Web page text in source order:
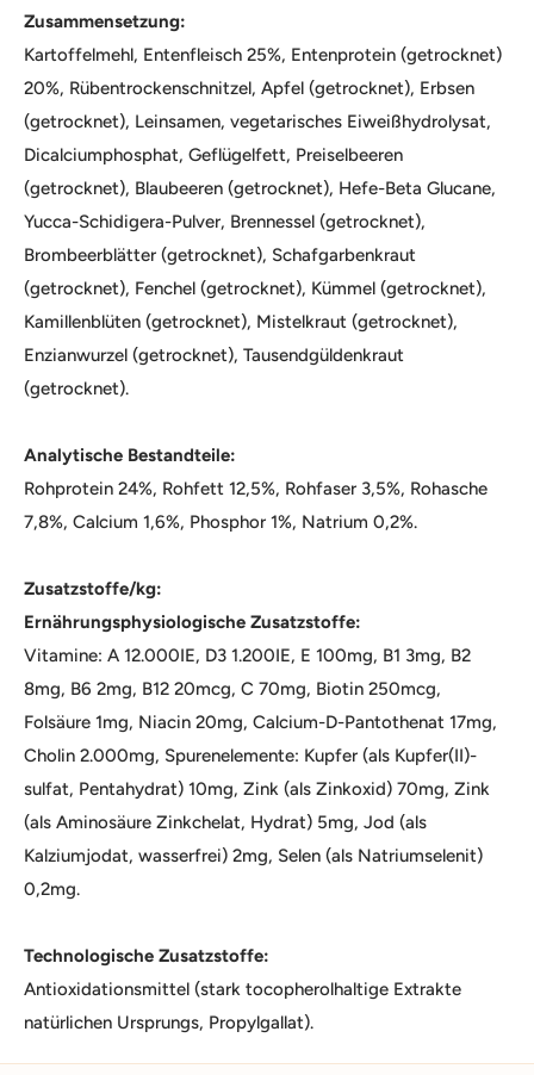
Zusammensetzung:
Kartoffelmehl, Entenfleisch 25%, Entenprotein (getrocknet)
20%, Rübentrockenschnitzel, Apfel (getrocknet), Erbsen
(getrocknet), Leinsamen, vegetarisches Eiweißhydrolysat,
Dicalciumphosphat, Geflügelfett, Preiselbeeren
(getrocknet), Blaubeeren (getrocknet), Hefe-Beta Glucane,
Yucca-Schidigera-Pulver, Brennessel (getrocknet),
Brombeerblätter (getrocknet), Schafgarbenkraut
(getrocknet), Fenchel (getrocknet), Kümmel (getrocknet),
Kamillenblüten (getrocknet), Mistelkraut (getrocknet),
Enzianwurzel (getrocknet), Tausendgüldenkraut
(getrocknet).
Analytische Bestandteile:
Rohprotein 24%, Rohfett 12,5%, Rohfaser 3,5%, Rohasche
7,8%, Calcium 1,6%, Phosphor 1%, Natrium 0,2%.
Zusatzstoffe/kg:
Ernährungsphysiologische Zusatzstoffe:
Vitamine: A 12.000IE, D3 1.200IE, E 100mg, B1 3mg, B2
8mg, B6 2mg, B12 20mcg, C 70mg, Biotin 250mcg,
Folsäure 1mg, Niacin 20mg, Calcium-D-Pantothenat 17mg,
Cholin 2.000mg, Spurenelemente: Kupfer (als Kupfer(II)-
sulfat, Pentahydrat) 10mg, Zink (als Zinkoxid) 70mg, Zink
(als Aminosäure Zinkchelat, Hydrat) 5mg, Jod (als
Kalziumjodat, wasserfrei) 2mg, Selen (als Natriumselenit)
0,2mg.
Technologische Zusatzstoffe:
Antioxidationsmittel (stark tocopherolhaltige Extrakte
natürlichen Ursprungs, Propylgallat).